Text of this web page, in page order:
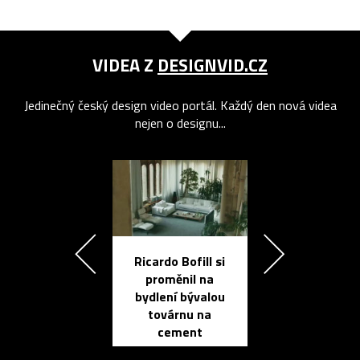
VIDEA Z DESIGNVID.CZ
Jedinečný český design video portál. Každý den nová videa
nejen o designu...
Ricardo Bofill si
proměnil na
bydlení bývalou
továrnu na
cement